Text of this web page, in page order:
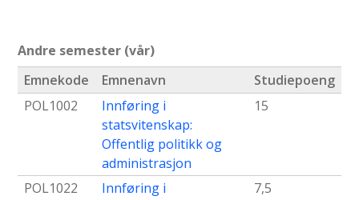
Andre semester (vår)
Emnekode
Emnenavn
Studiepoeng
POL1002
Innføring i
statsvitenskap:
Offentlig politikk og
administrasjon
15
POL1022
Innføring i
7,5